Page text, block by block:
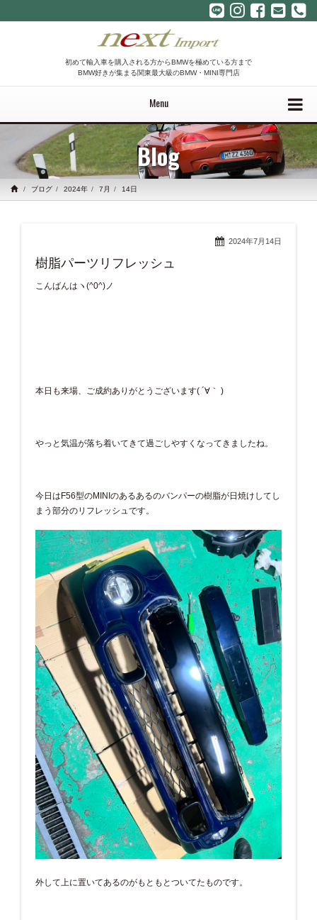
初めて輸入車を購入される方からBMWを極めている方まで
BMW好きが集まる関東最大級のBMW・MINI専門店
Menu
Blog
ブログ 2024年 7月 14日
2024年7月14日
樹脂パーツリフレッシュ
こんばんはヽ(^0^)ノ
本日も来場、ご成約ありがとうございます( ´∀｀ )
やっと気温が落ち着いてきて過ごしやすくなってきましたね。
今日はF56型のMINIのあるあるのバンパーの樹脂が日焼けしてし
まう部分のリフレッシュです。
外して上に置いてあるのがもともとついてたものです。